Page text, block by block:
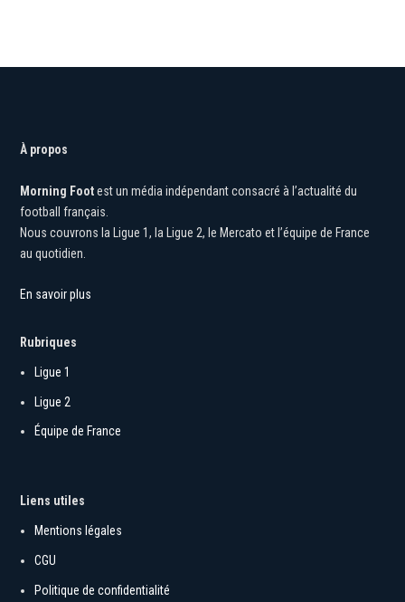
Morning Footest un média indépendant consacré à l’actualité du
football français.
Nous couvrons la Ligue 1, la Ligue 2, le Mercato et l’équipe de France
Rubriques
Ligue 1
Ligue 2
Liens utiles
Mentions légales
CGU